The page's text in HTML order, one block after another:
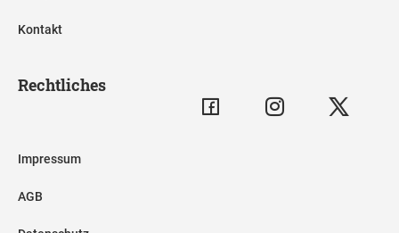
Kontakt
Rechtliches
Impressum
AGB